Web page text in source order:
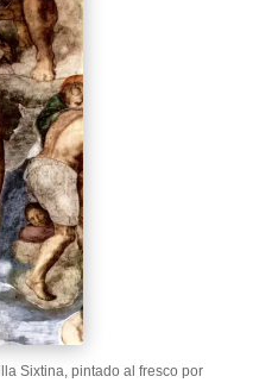
Sixtina, pintado al fresco por